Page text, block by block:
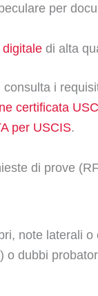
per
digitale di alta
i
certificata
per USCIS.
di prove
note laterali
o dubbi